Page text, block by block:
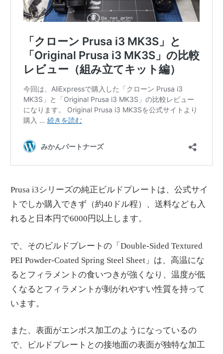
Prusa i3シリーズの純正ビルドプレートは、公式サイ
トでしか購入できず（約40ドル程）、送料なども入
れると日本円で6000円以上します。
で、そのビルドプレートの「Double-Sided Textured
PEI Powder-Coated Spring Steel Sheet」は、高温にな
るとフィラメントの食いつきが強くなり、温度が低
くなるとフィラメントが剝がれやすい性質を持って
います。
また、表面がエンボス加工のようになっているの
で、ビルドプレートとの接地面の表面が独特な加工